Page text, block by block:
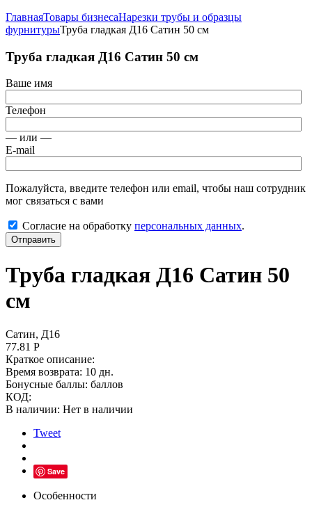
ГлавнаяТовары бизнесаНарезки трубы и образцы
фурнитурыТруба гладкая Д16 Сатин 50 см
Труба гладкая Д16 Сатин 50 см
Ваше имя
Телефон
— или —
E-mail
Пожалуйста, введите телефон или email, чтобы наш сотрудник
мог связаться с вами
Согласие на обработку персональных данных.
Отправить
Труба гладкая Д16 Сатин 50
см
Сатин, Д16
77.81 Р
Краткое описание:
Время возврата: 10 дн.
Бонусные баллы: баллов
КОД:
В наличии: Нет в наличии
Tweet
Save
Особенности